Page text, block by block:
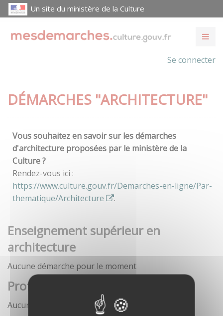
Un site du ministère de la Culture
Se connecter
DÉMARCHES "ARCHITECTURE"
Vous souhaitez en savoir sur les démarches
d'architecture proposées par le ministère de la
Culture ?
Rendez-vous ici :
https://www.culture.gouv.fr/Demarches-en-ligne/Par-
thematique/Architecture
.
Enseignement supérieur en
architecture
Aucune démarche pour le moment
Profession architecte
Aucune démarche pour le moment